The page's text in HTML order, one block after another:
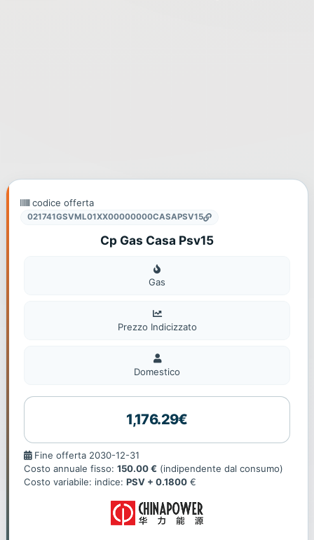
codice offerta
021741GSVML01XX00000000CASAPSV15
Cp Gas Casa Psv15
Gas
Gas
Prezzo Indicizzato
Domestico
Domestico
1,176.29€
Fine
offerta
Fine offerta 2030-12-31
Costo annuale fisso: 150.00 € (indipendente dal consumo)
Costo variabile: indice: PSV + 0.1800 €